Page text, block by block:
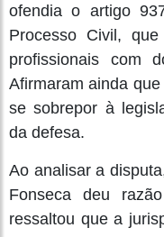
ofendia o artigo
Processo Civil,
profissionais com
Afirmaram ainda
se sobrepor à
da defesa.
Ao analisar a
Fonseca deu
ressaltou que a